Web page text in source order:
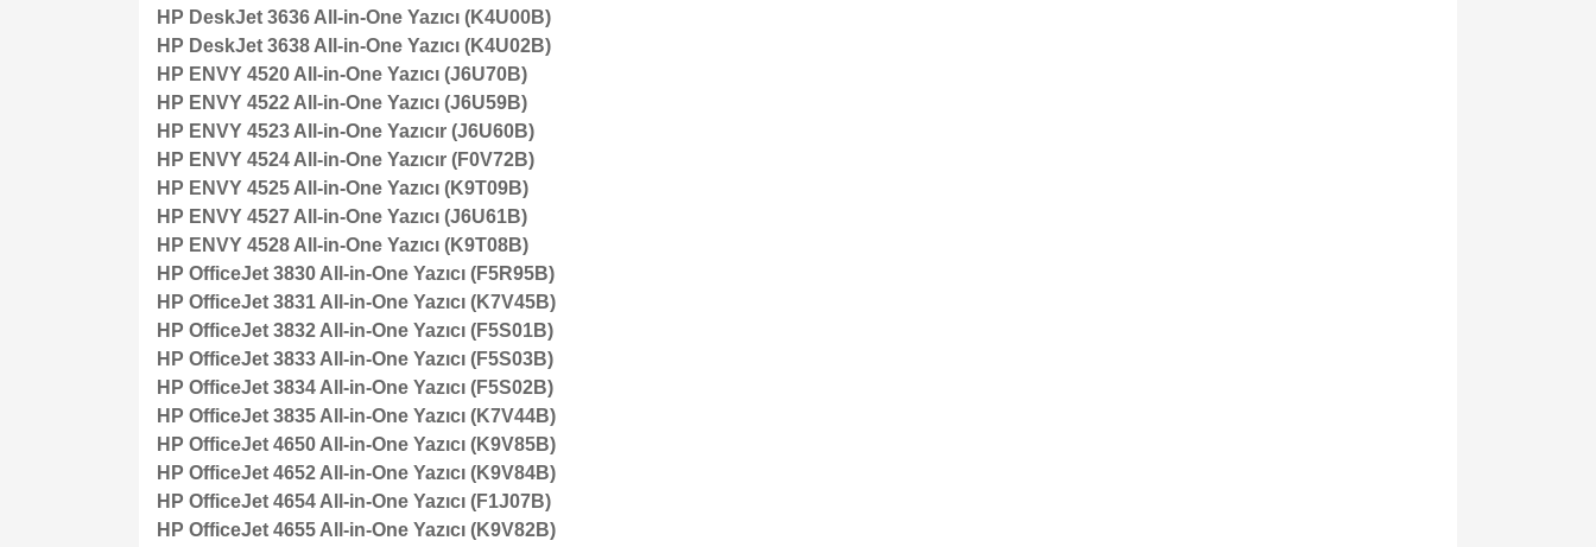
HP DeskJet 3636 All-in-One Yazıcı (K4U00B)
HP DeskJet 3638 All-in-One Yazıcı (K4U02B)
HP ENVY 4520 All-in-One Yazıcı (J6U70B)
HP ENVY 4522 All-in-One Yazıcı (J6U59B)
HP ENVY 4523 All-in-One Yazıcır (J6U60B)
HP ENVY 4524 All-in-One Yazıcır (F0V72B)
HP ENVY 4525 All-in-One Yazıcı (K9T09B)
HP ENVY 4527 All-in-One Yazıcı (J6U61B)
HP ENVY 4528 All-in-One Yazıcı (K9T08B)
HP OfficeJet 3830 All-in-One Yazıcı (F5R95B)
HP OfficeJet 3831 All-in-One Yazıcı (K7V45B)
HP OfficeJet 3832 All-in-One Yazıcı (F5S01B)
HP OfficeJet 3833 All-in-One Yazıcı (F5S03B)
HP OfficeJet 3834 All-in-One Yazıcı (F5S02B)
HP OfficeJet 3835 All-in-One Yazıcı (K7V44B)
HP OfficeJet 4650 All-in-One Yazıcı (K9V85B)
HP OfficeJet 4652 All-in-One Yazıcı (K9V84B)
HP OfficeJet 4654 All-in-One Yazıcı (F1J07B)
HP OfficeJet 4655 All-in-One Yazıcı (K9V82B)